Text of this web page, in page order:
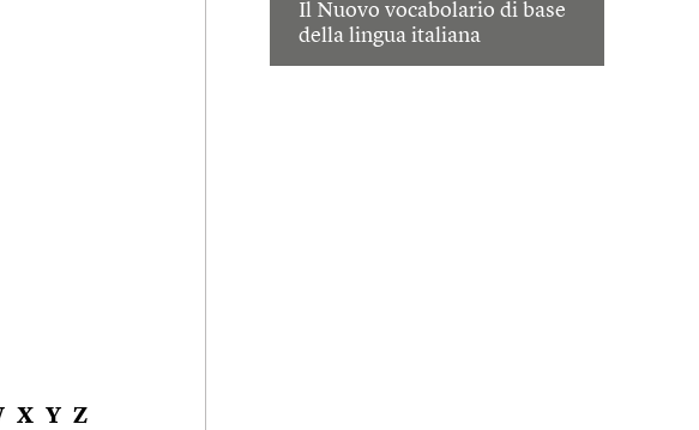
Il Nuovo vocabolario di base
della lingua italiana
X Y Z